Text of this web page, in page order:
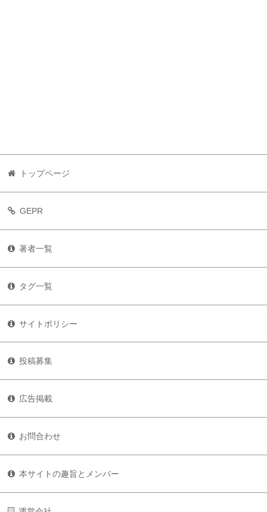
トップページ
GEPR
著者一覧
タグ一覧
サイトポリシー
投稿募集
広告掲載
お問合わせ
本サイトの趣旨とメンバー